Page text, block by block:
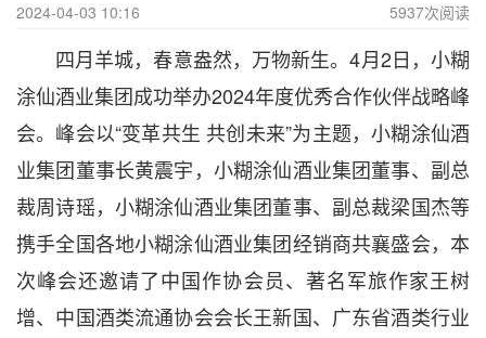
2024-04-03 10:16 5937次阅读
四月羊城，春意盎然，万物新生。4月2日，小糊
涂仙酒业集团成功举办2024年度优秀合作伙伴战略峰
会。峰会以“变革共生 共创未来”为主题，小糊涂仙酒
业集团董事长黄震宇，小糊涂仙酒业集团董事、副总
裁周诗瑶，小糊涂仙酒业集团董事、副总裁梁国杰等
携手全国各地小糊涂仙酒业集团经销商共襄盛会，本
次峰会还邀请了中国作协会员、著名军旅作家王树
增、中国酒类流通协会会长王新国、广东省酒类行业